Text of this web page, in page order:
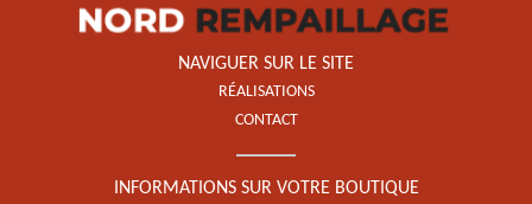
NAVIGUER SUR LE SITE
RÉALISATIONS
CONTACT
INFORMATIONS SUR VOTRE BOUTIQUE